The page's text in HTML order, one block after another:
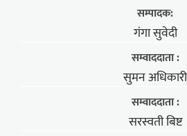
सम्पादक:
गंगा सुवेदी
सम्वाददाता :
सुमन अधिकारी
सम्वाददाता :
सरस्वती बिष्ट